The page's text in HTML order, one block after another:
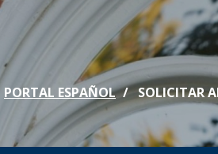
President
Online
IC
Phi
PORTAL ESPAÑOL SOLICITAR